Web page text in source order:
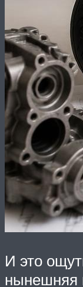
И это
нынешняя